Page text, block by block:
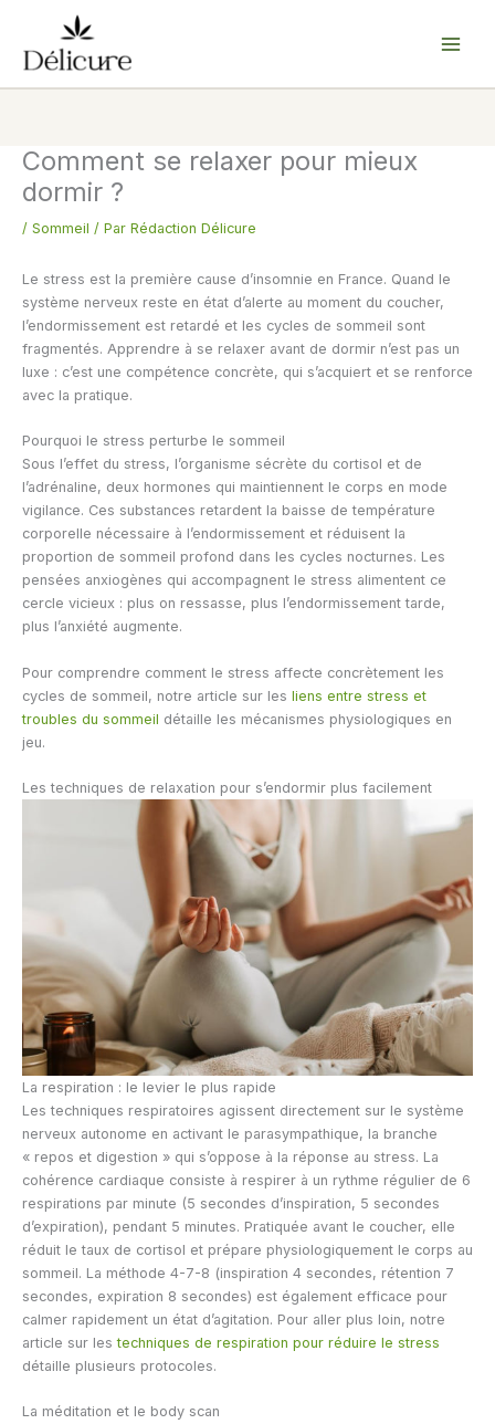
contenu
Comment se relaxer pour mieux
dormir ?
/ Sommeil / Par Rédaction Délicure
Le stress est la première cause d’insomnie en France. Quand le
système nerveux reste en état d’alerte au moment du coucher,
l’endormissement est retardé et les cycles de sommeil sont
fragmentés. Apprendre à se relaxer avant de dormir n’est pas un
luxe : c’est une compétence concrète, qui s’acquiert et se renforce
avec la pratique.
Pourquoi le stress perturbe le sommeil
Sous l’effet du stress, l’organisme sécrète du cortisol et de
l’adrénaline, deux hormones qui maintiennent le corps en mode
vigilance. Ces substances retardent la baisse de température
corporelle nécessaire à l’endormissement et réduisent la
proportion de sommeil profond dans les cycles nocturnes. Les
pensées anxiogènes qui accompagnent le stress alimentent ce
cercle vicieux : plus on ressasse, plus l’endormissement tarde,
plus l’anxiété augmente.
Pour comprendre comment le stress affecte concrètement les
cycles de sommeil, notre article sur les liens entre stress et
troubles du sommeil détaille les mécanismes physiologiques en
jeu.
Les techniques de relaxation pour s’endormir plus facilement
La respiration : le levier le plus rapide
Les techniques respiratoires agissent directement sur le système
nerveux autonome en activant le parasympathique, la branche
« repos et digestion » qui s’oppose à la réponse au stress. La
cohérence cardiaque consiste à respirer à un rythme régulier de 6
respirations par minute (5 secondes d’inspiration, 5 secondes
d’expiration), pendant 5 minutes. Pratiquée avant le coucher, elle
réduit le taux de cortisol et prépare physiologiquement le corps au
sommeil. La méthode 4-7-8 (inspiration 4 secondes, rétention 7
secondes, expiration 8 secondes) est également efficace pour
calmer rapidement un état d’agitation. Pour aller plus loin, notre
article sur lestechniques de respiration pour réduire le stress
détaille plusieurs protocoles.
La méditation et le body scan